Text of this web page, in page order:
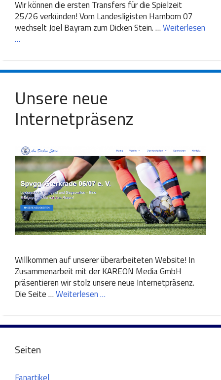
Wir können die ersten Transfers für die Spielzeit
25/26 verkünden! Vom Landesligisten Hamborn 07
wechselt Joel Bayram zum Dicken Stein. …Weiterlesen
…
Unsere neue
Internetpräsenz
Willkommen auf unserer überarbeiteten Website! In
Zusammenarbeit mit der KAREON Media GmbH
präsentieren wir stolz unsere neue Internetpräsenz.
Die Seite …Weiterlesen …
Seiten